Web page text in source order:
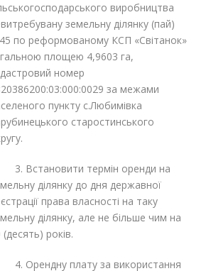
виробництва
земельну ділянку (пай)
по реформованому КСП «Світанок»
площею 4,9603 га,
номер
за межами
пункту с.Любимівка
старостинського
Встановити термін оренди на
ділянку до дня державної
права власності на таку
ділянку, але не більше чим на
(десять) років.
Орендну плату за використання